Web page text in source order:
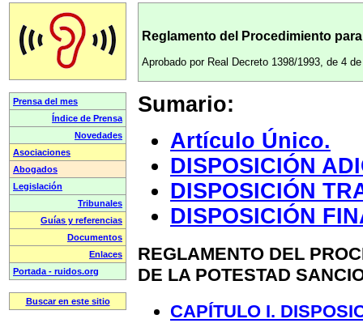
Reglamento del Procedimiento
Aprobado por Real Decreto 1398/1993, de 4
Sumario:
Artículo Único.
DISPOSICIÓN
DISPOSICIÓN
DISPOSICIÓN
REGLAMENTO DEL
DE LA POTESTAD
CAPÍTULO I.